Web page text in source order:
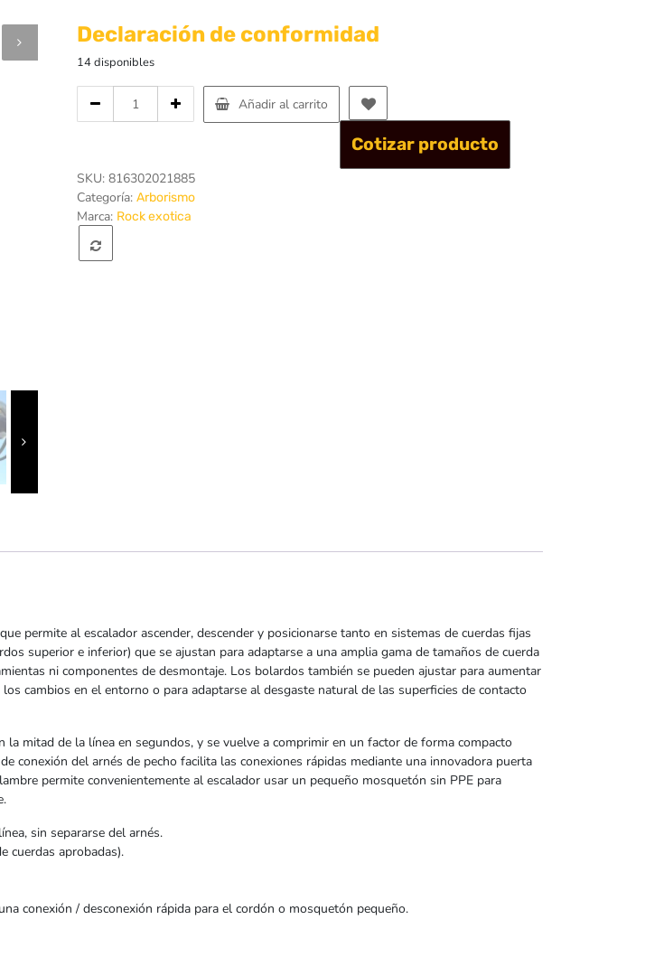
Declaración de conformidad
14 disponibles
Akimbo
11.5mm
13mm
–
Exotica
Añadir al carrito
Cotizar producto
SKU: 816302021885
Categoría: Arborismo
Marca: Rock exotica
permite al escalador ascender, descender y posicionarse tanto en sistemas de cuerdas fijas
superior e inferior) que se ajustan para adaptarse a una amplia gama de tamaños de cuerda
ni componentes de desmontaje. Los bolardos también se pueden ajustar para aumentar
cambios en el entorno o para adaptarse al desgaste natural de las superficies de contacto
mitad de la línea en segundos, y se vuelve a comprimir en un factor de forma compacto
conexión del arnés de pecho facilita las conexiones rápidas mediante una innovadora puerta
permite convenientemente al escalador usar un pequeño mosquetón sin PPE para
sin separarse del arnés.
cuerdas aprobadas).
conexión / desconexión rápida para el cordón o mosquetón pequeño.